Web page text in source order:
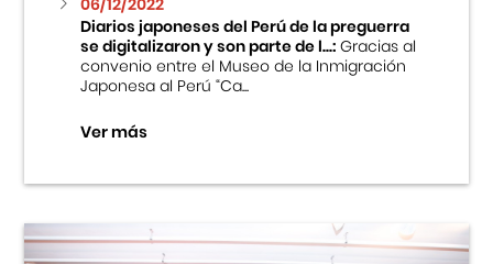
Diarios japoneses del Perú de la preguerra
se digitalizaron y son parte de l...:Gracias al
convenio entre el Museo de la Inmigración
Japonesa al Perú “Ca...
Ver más